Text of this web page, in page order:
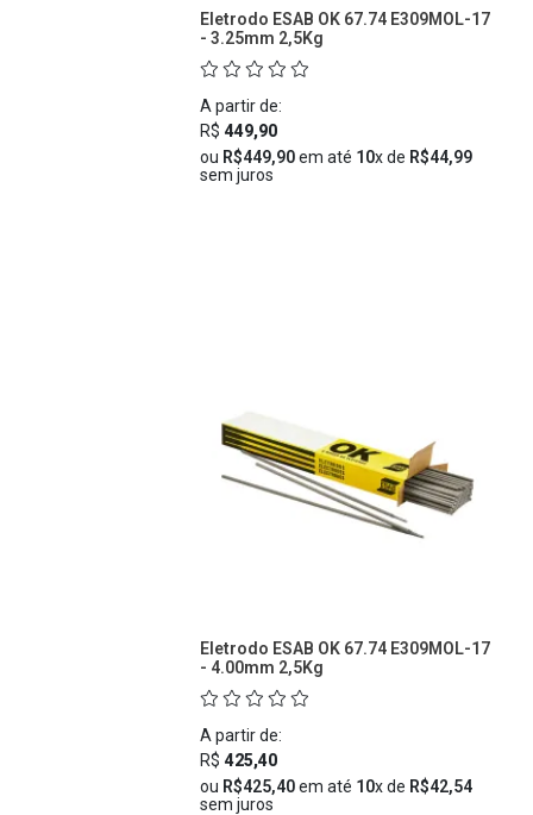
Eletrodo ESAB OK 67.74 E309MOL-17
- 3.25mm 2,5Kg
A partir de:
R$ 449,90
ou R$449,90em até 10x de R$44,99
sem juros
Eletrodo ESAB OK 67.74 E309MOL-17
- 4.00mm 2,5Kg
A partir de:
R$ 425,40
ou R$425,40em até 10x de R$42,54
sem juros